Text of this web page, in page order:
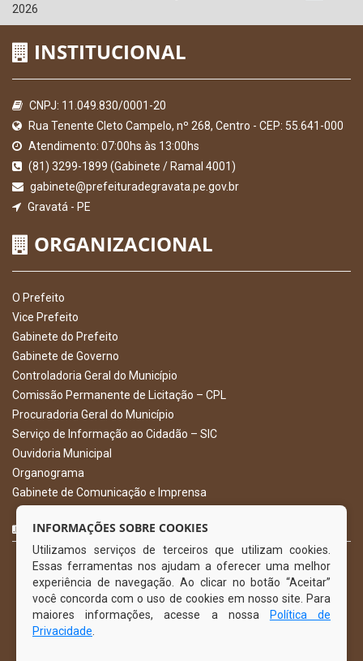
2026
INSTITUCIONAL
CNPJ: 11.049.830/0001-20
Rua Tenente Cleto Campelo, nº 268, Centro - CEP: 55.641-000
Atendimento: 07:00hs às 13:00hs
(81) 3299-1899 (Gabinete / Ramal 4001)
gabinete@prefeituradegravata.pe.gov.br
Gravatá - PE
ORGANIZACIONAL
O Prefeito
Vice Prefeito
Gabinete do Prefeito
Gabinete de Governo
Controladoria Geral do Município
Comissão Permanente de Licitação – CPL
Procuradoria Geral do Município
Serviço de Informação ao Cidadão – SIC
Ouvidoria Municipal
Organograma
Gabinete de Comunicação e Imprensa
CURTA NOSSA FAN PAGE
INFORMAÇÕES SOBRE COOKIES
Utilizamos serviços de terceiros que utilizam cookies.
Essas ferramentas nos ajudam a oferecer uma melhor
experiência de navegação. Ao clicar no botão “Aceitar”
você concorda com o uso de cookies em nosso site. Para
maiores informações, acesse a nossa
Política de
Privacidade